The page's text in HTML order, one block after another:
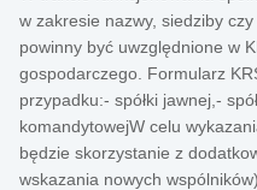
w zakresie nazwy, siedziby
powinny być uwzględnione w
gospodarczego. Formularz
przypadku:- spółki jawnej,-
komandytowejW celu
będzie skorzystanie z
wskazania nowych wspólników).